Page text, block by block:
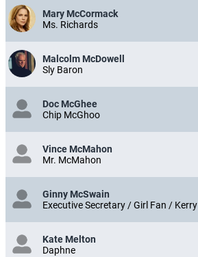
Mary McCormack
Ms. Richards
Malcolm McDowell
Sly Baron
Doc McGhee
Chip McGhoo
Vince McMahon
Mr. McMahon
Ginny McSwain
Executive Secretary / Girl Fan / Kerry
Kate Melton
Daphne